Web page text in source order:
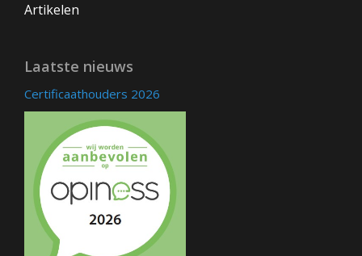
Artikelen
Laatste nieuws
Certificaathouders 2026